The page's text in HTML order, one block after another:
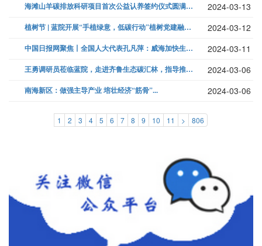
海滩山羊碳排放科研项目首次公益认养签约仪式圆满成功！... 2024-03-13
植树节 | 蓝院开展“手植绿意，低碳行动”植树党建融合活动... 2024-03-12
中国日报网聚焦丨全国人大代表孔凡萍：威海加快生态“高颜值”转化为游客“... 2024-03-11
王勇调研员莅临蓝院，走进齐鲁生态碳汇林，指导推动绿色发展新篇章！... 2024-03-06
南海新区：做强主导产业 培壮经济“筋骨”... 2024-03-06
1 2 3 4 5 6 7 8 9 10 11 > 806